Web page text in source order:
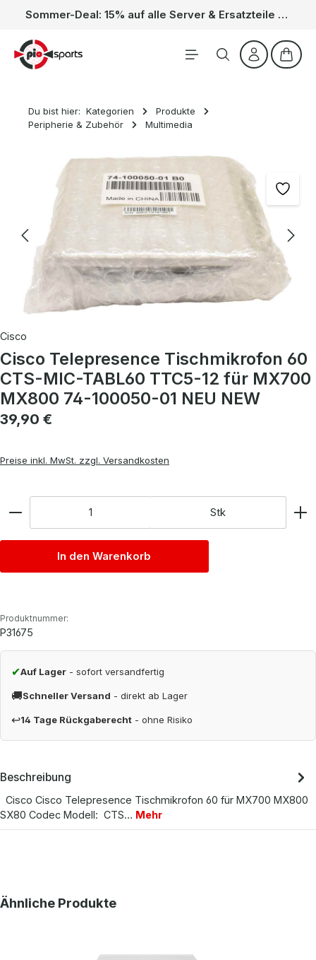
Zum Hauptinhalt springen Sommer-Deal: 15% auf alle Server & Ersatzteile – Kein Code nötig, der Rabatt wird automatisch im Warenkorb abgezogen. Gültig vom 01.06. bis 31.08.
Du bist hier: Kategorien
Produkte
Peripherie & Zubehör
Multimedia
Bildergalerie überspringen
Cisco
Cisco Telepresence Tischmikrofon 60
CTS-MIC-TABL60 TTC5-12 für MX700
MX800 74-100050-01 NEU NEW
Regulärer Preis:
39,90 €
Preise inkl. MwSt. zzgl. Versandkosten
Stk
In den Warenkorb
Produktnummer:
P31675
✔Auf Lager - sofort versandfertig
🚚Schneller Versand - direkt ab Lager
↩14 Tage Rückgaberecht - ohne Risiko
Beschreibung
Cisco Cisco Telepresence Tischmikrofon 60 für MX700 MX800
SX80 Codec Modell: CTS… Mehr
Produktgalerie überspringen
Ähnliche Produkte